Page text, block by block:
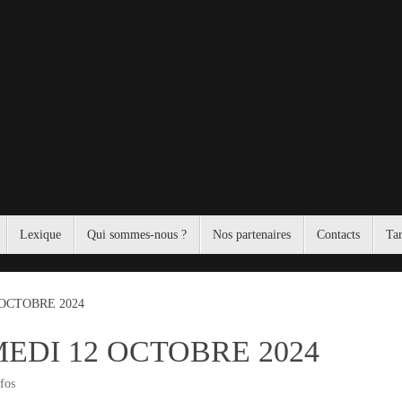
Lexique Qui sommes-nous ? Nos partenaires Contacts
2024
12 OCTOBRE 2024